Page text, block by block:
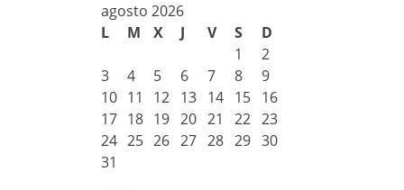
agosto 2026
L
M X J V S
D
1
2
3
4 5 6 7 8
9
10 11 12 13 14 15 16
17 18 19 20 21 22 23
24 25 26 27 28 29 30
31